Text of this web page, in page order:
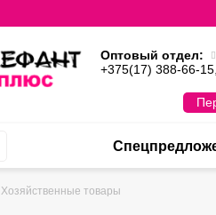
Оптовый отдел:
+375(17) 388-66-15,
Хозяйственные товары